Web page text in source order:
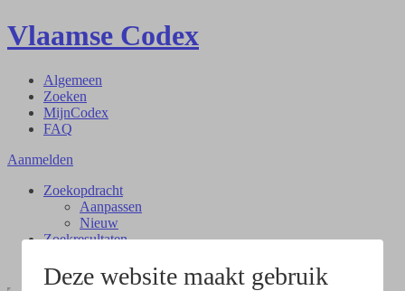
Deze website maakt gebruik
Vlaamse Codex
Algemeen
Zoeken
MijnCodex
FAQ
Aanmelden
Zoekopdracht
Aanpassen
Nieuw
Zoekresultaten